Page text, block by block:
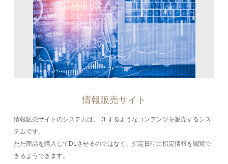
情報販売サイト
情報販売サイトのシステムは、DLするようなコンテンツを販売するシス
テムです。
ただ商品を購入してDLさせるのではなく、指定日時に指定情報を閲覧で
きるようできます。